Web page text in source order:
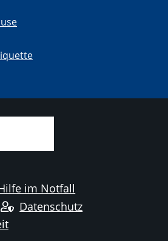
im Notfall
Datenschutz